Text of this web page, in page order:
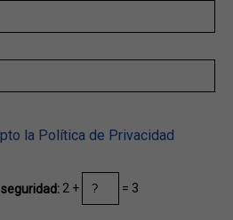
la Política de Privacidad
2 + = 3